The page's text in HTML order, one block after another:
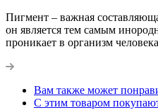
Пигмент – важная
он является тем самым
проникает в организм
Вам также может
С этим товаром